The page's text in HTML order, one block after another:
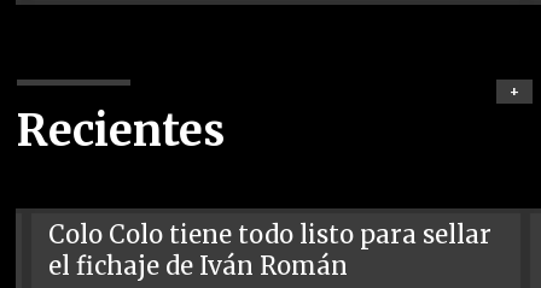
Recientes
+
Colo Colo tiene todo listo para sellar
el fichaje de Iván Román